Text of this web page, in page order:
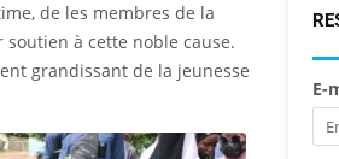
de les membres de la
à cette noble cause.
grandissant de la jeunesse
E-